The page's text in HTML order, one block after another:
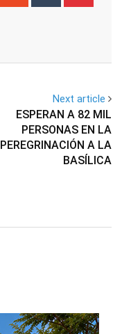
Next article
ESPERAN A 82 MIL
PERSONAS EN LA
PEREGRINACIÓN A LA
BASÍLICA